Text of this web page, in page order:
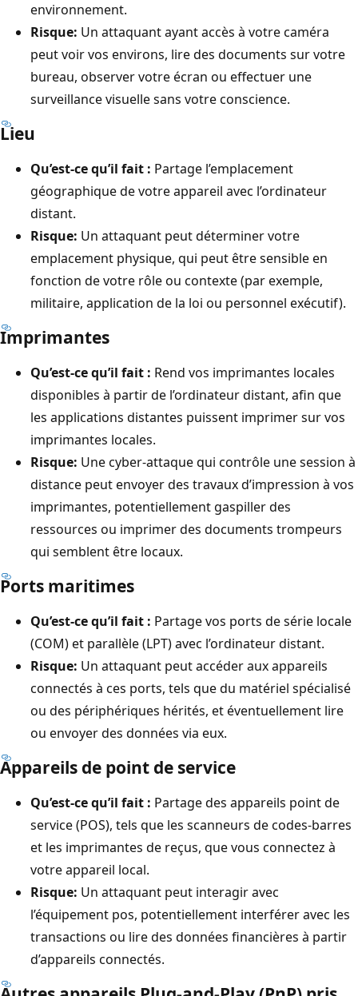
environnement.
Risque: Un attaquant ayant accès à votre caméra
peut voir vos environs, lire des documents sur votre
bureau, observer votre écran ou effectuer une
surveillance visuelle sans votre conscience.
Lieu
Qu’est-ce qu’il fait : Partage l’emplacement
géographique de votre appareil avec l’ordinateur
distant.
Risque: Un attaquant peut déterminer votre
emplacement physique, qui peut être sensible en
fonction de votre rôle ou contexte (par exemple,
militaire, application de la loi ou personnel exécutif).
Imprimantes
Qu’est-ce qu’il fait : Rend vos imprimantes locales
disponibles à partir de l’ordinateur distant, afin que
les applications distantes puissent imprimer sur vos
imprimantes locales.
Risque: Une cyber-attaque qui contrôle une session à
distance peut envoyer des travaux d’impression à vos
imprimantes, potentiellement gaspiller des
ressources ou imprimer des documents trompeurs
qui semblent être locaux.
Ports maritimes
Qu’est-ce qu’il fait : Partage vos ports de série locale
(COM) et parallèle (LPT) avec l’ordinateur distant.
Risque: Un attaquant peut accéder aux appareils
connectés à ces ports, tels que du matériel spécialisé
ou des périphériques hérités, et éventuellement lire
ou envoyer des données via eux.
Appareils de point de service
Qu’est-ce qu’il fait : Partage des appareils point de
service (POS), tels que les scanneurs de codes-barres
et les imprimantes de reçus, que vous connectez à
votre appareil local.
Risque: Un attaquant peut interagir avec
l’équipement pos, potentiellement interférer avec les
transactions ou lire des données financières à partir
d’appareils connectés.